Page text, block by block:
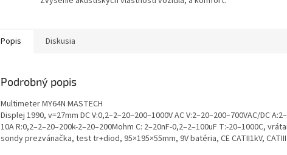
Popis Diskusia
Podrobný popis
Multimeter MY64N MASTECH
Displej 1990, v=27mm DC V:0,2–2–20–200–1000V AC V:2–20–200–700VAC/DC
10A R:0,2–2–20–200k-2–20–200Mohm C: 2–20nF-0,2–2–100uF T:-20–1000C,
sondy prezvánačka, test tr+diod, 95×195×55mm, 9V batéria, CE CATII1kV, CATIII